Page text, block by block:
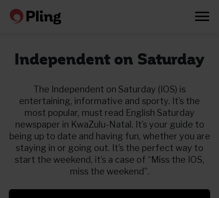
Independent on Saturday
The Independent on Saturday (IOS) is
entertaining, informative and sporty. It’s the
most popular, must read English Saturday
newspaper in KwaZulu-Natal. It’s your guide to
being up to date and having fun, whether you are
staying in or going out. It’s the perfect way to
start the weekend, it’s a case of “Miss the IOS,
miss the weekend”.